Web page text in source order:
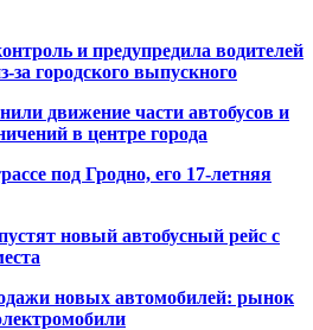
и предупредила водителей
за городского выпускного
движение части автобусов и
в центре города
под Гродно, его 17-летняя
новый автобусный рейс с
новых автомобилей: рынок